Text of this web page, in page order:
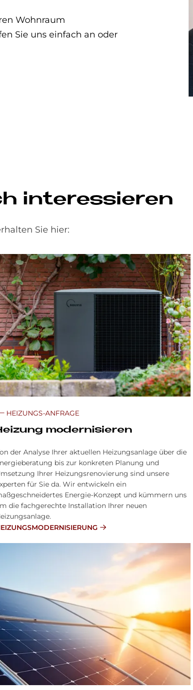
Wohnraum
Sie uns einfach an oder
in­ter­es­sie­ren
Sie hier:
HEIZUNGS-ANFRAGE
modernisieren
der Analyse Ihrer aktuellen Heizungsanlage über die
bis zur konkreten Planung und
Ihrer Heizungsrenovierung sind unsere
für Sie da. Wir entwickeln ein
Energie-Konzept und kümmern uns
die fachgerechte Installation Ihrer neuen